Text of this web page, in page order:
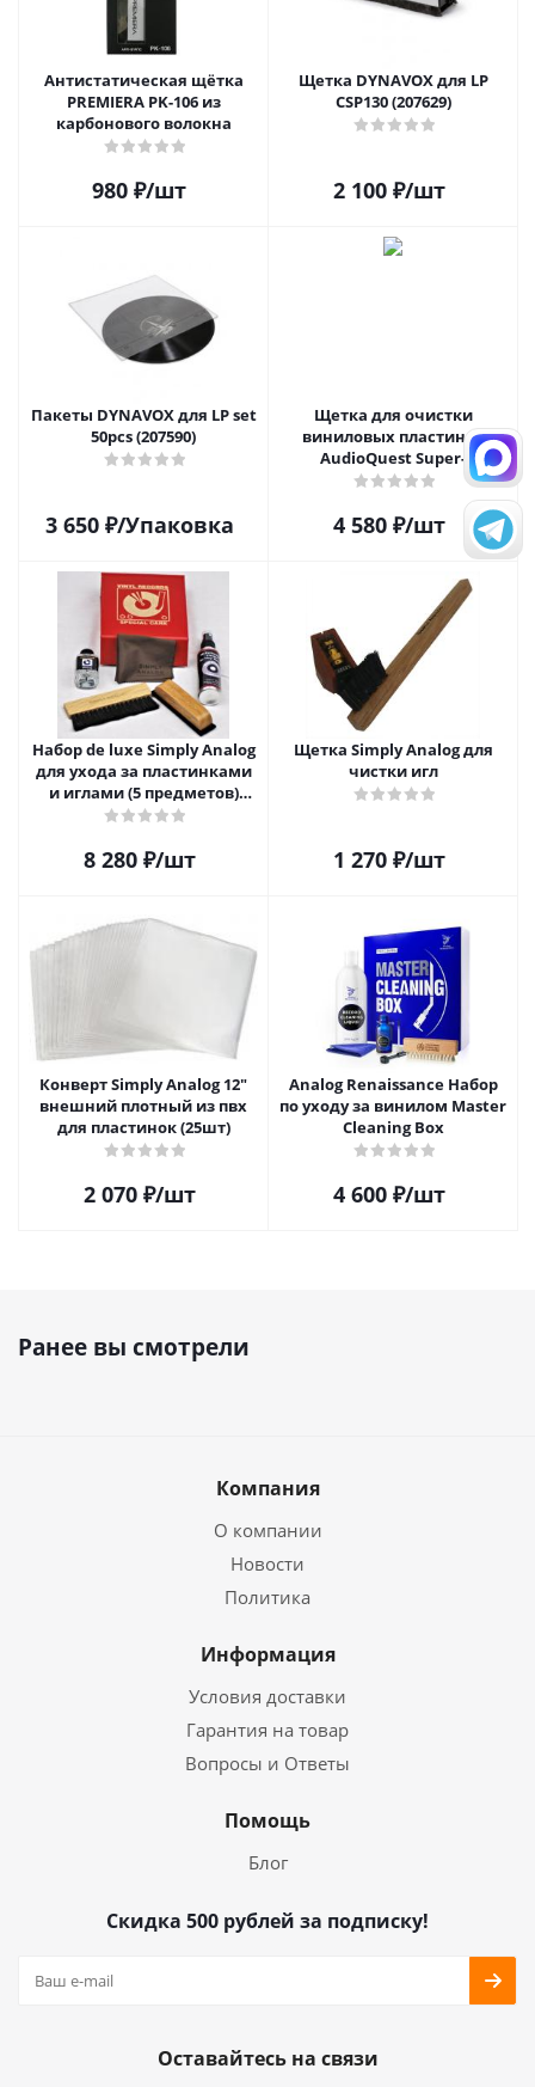
Антистатическая щётка
PREMIERA PK-106 из
карбонового волокна
980 ₽/шт
Щетка DYNAVOX для LP
CSP130 (207629)
2 100₽/шт
Пакеты DYNAVOX для LP set
50pcs (207590)
3 650₽/Упаковка
Щетка для очистки
виниловых пластинок
AudioQuest Super-
Conductive Anti-Static
4 580₽/шт
Набор de luxe Simply Analog
для ухода за пластинками
и иглами (5 предметов)
SAVC008
8 280₽/шт
Щетка Simply Analog для
чистки игл
1 270₽/шт
Конверт Simply Analog 12"
внешний плотный из пвх
для пластинок (25шт)
2 070₽/шт
Analog Renaissance Набор
по уходу за винилом Master
Cleaning Box
4 600₽/шт
Ранее вы смотрели
Компания
О компании
Новости
Политика
Информация
Условия доставки
Гарантия на товар
Вопросы и Ответы
Помощь
Блог
Скидка 500 рублей за подписку!
Оставайтесь на связи